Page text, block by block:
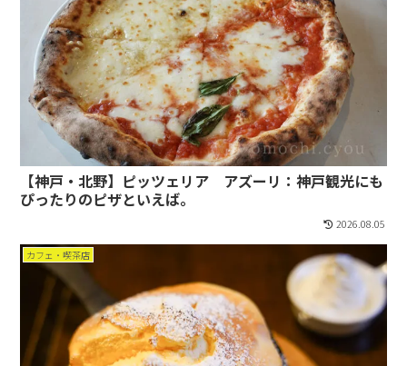
【神戸・北野】ピッツェリア アズーリ：神戸観光にも
ぴったりのピザといえば。
2026.08.05
カフェ・喫茶店